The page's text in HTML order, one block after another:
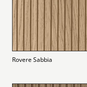
Rovere Sabbia